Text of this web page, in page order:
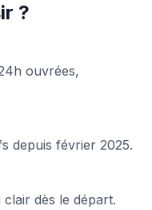
?
ouvrées,
depuis février 2025.
clair dès le départ.